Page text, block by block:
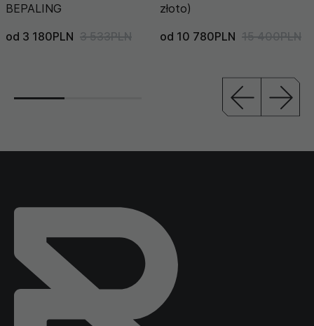
BEPALING
od 3 180PLN 3 533PLN
złoto)
od 10 780PLN 15 400PLN